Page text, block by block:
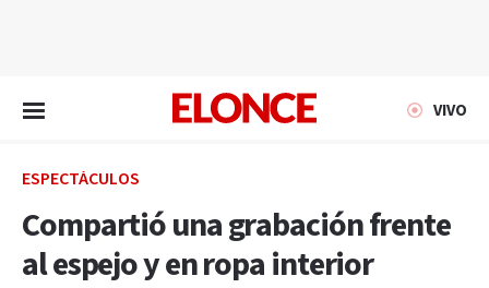
VIVO
ESPECTÁCULOS
Compartió una grabación frente
al espejo y en ropa interior